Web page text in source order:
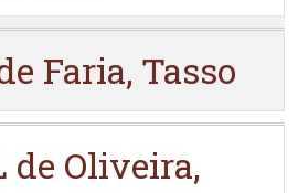
Faria, Tasso
de Oliveira,